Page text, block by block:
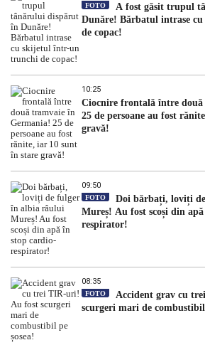
FOTO
A fost găsit trupul
Dunăre! Bărbatul intrase
de copac!
10:25
Ciocnire frontală între
25 de persoane au fost
gravă!
09:50
FOTO
Doi bărbați, loviți
Mureș! Au fost scoși din
respirator!
08:35
FOTO
Accident grav cu
scurgeri mari de combustibil